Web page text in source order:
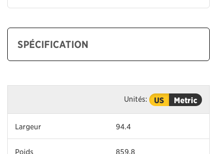
SPÉCIFICATION
Unités: US Metric
Largeur 94.4
Poids 859.8